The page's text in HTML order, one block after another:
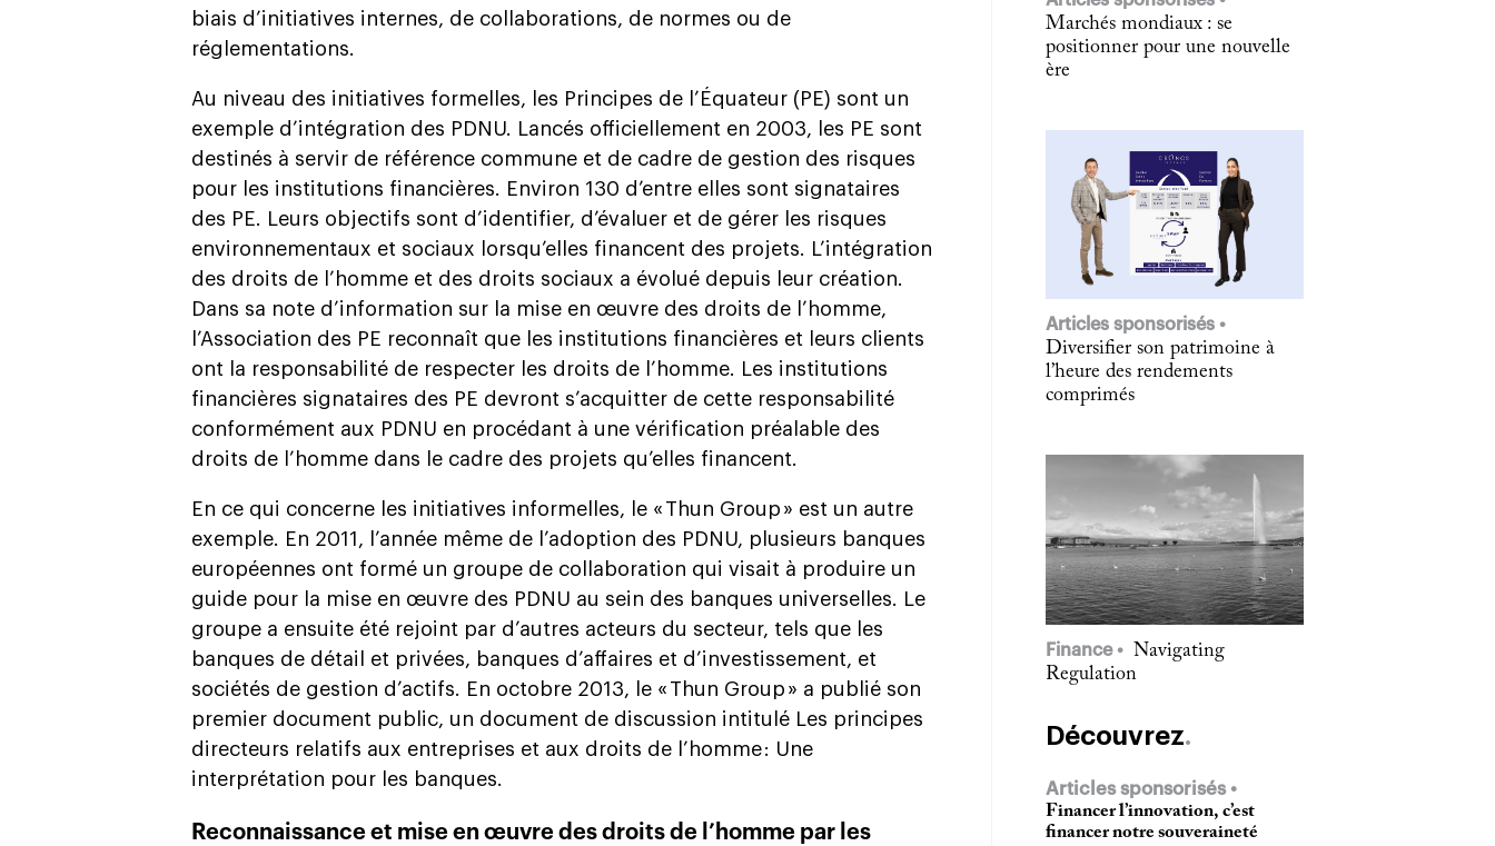
biais d’initiatives internes, de collaborations, de normes ou de
réglementations.
Au niveau des initiatives formelles, les Principes de l’Équateur (PE) sont un
exemple d’intégration des PDNU. Lancés officiellement en 2003, les PE sont
destinés à servir de référence commune et de cadre de gestion des risques
pour les institutions financières. Environ 130 d’entre elles sont signataires
des PE. Leurs objectifs sont d’identifier, d’évaluer et de gérer les risques
environnementaux et sociaux lorsqu’elles financent des projets. L’intégration
des droits de l’homme et des droits sociaux a évolué depuis leur création.
Dans sa note d’information sur la mise en œuvre des droits de l’homme,
l’Association des PE reconnaît que les institutions financières et leurs clients
ont la responsabilité de respecter les droits de l’homme. Les institutions
financières signataires des PE devront s’acquitter de cette responsabilité
conformément aux PDNU en procédant à une vérification préalable des
droits de l’homme dans le cadre des projets qu’elles financent.
En ce qui concerne les initiatives informelles, le « Thun Group » est un autre
exemple. En 2011, l’année même de l’adoption des PDNU, plusieurs banques
européennes ont formé un groupe de collaboration qui visait à produire un
guide pour la mise en œuvre des PDNU au sein des banques universelles. Le
groupe a ensuite été rejoint par d’autres acteurs du secteur, tels que les
banques de détail et privées, banques d’affaires et d’investissement, et
sociétés de gestion d’actifs. En octobre 2013, le « Thun Group » a publié son
premier document public, un document de discussion intitulé Les principes
directeurs relatifs aux entreprises et aux droits de l’homme : Une
interprétation pour les banques.
Reconnaissance et mise en œuvre des droits de l’homme par les
Marchés mondiaux : se
positionner pour une nouvelle
ère
Articles sponsorisés
Diversifier son patrimoine à
l’heure des rendements
comprimés
Finance
Navigating
Regulation
Découvrez
Articles sponsorisés
Financer l’innovation, c’est
financer notre souveraineté